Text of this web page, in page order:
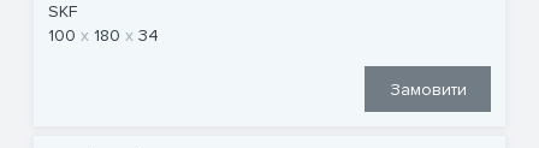
SKF
100
180 34
Замовити